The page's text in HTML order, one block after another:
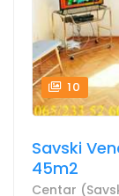
10
Savski
45m2
Centar